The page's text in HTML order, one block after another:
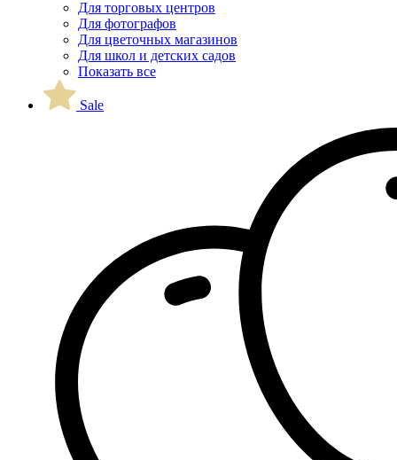
Для торговых центров
Для фотографов
Для цветочных магазинов
Для школ и детских садов
Показать все
Sale